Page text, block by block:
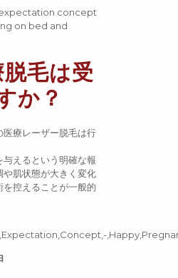
concept
on bed and
毛は受
か？
療レーザー脱毛は行
えるという明確な報
肌状態が大きく変化
控えることが一般的